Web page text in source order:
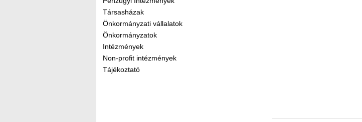
Társasházak
Önkormányzati vállalatok
Önkormányzatok
Intézmények
Non-profit intézmények
Tájékoztató